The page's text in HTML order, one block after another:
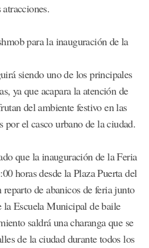
para la inauguración de la
siendo uno de los principales
ya que acapara la atención de
del ambiente festivo en las
por el casco urbano de la ciudad.
que la inauguración de la Feria
horas desde la Plaza Puerta del
de abanicos de feria junto
la Escuela Municipal de baile
saldrá una charanga que se
de la ciudad durante todos los